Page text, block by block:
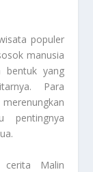
populer
manusia
bentuk yang
Para
cerita Malin